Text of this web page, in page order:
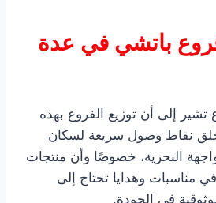
فروع باتشي في عدة
تشير إلى أن توزيع الفروع بهذه
نقاط وصول سريعة لسكان
البحرية، خصوصًا وأن منتجات
مناسبات وهدايا تحتاج إلى
في الجودة.